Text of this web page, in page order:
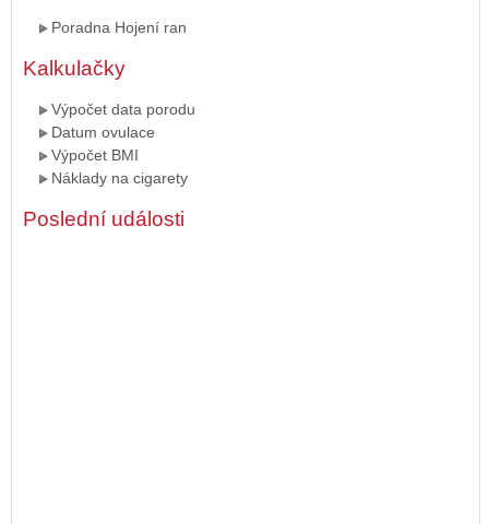
Poradna Hojení ran
Kalkulačky
Výpočet data porodu
Datum ovulace
Výpočet BMI
Náklady na cigarety
Poslední události